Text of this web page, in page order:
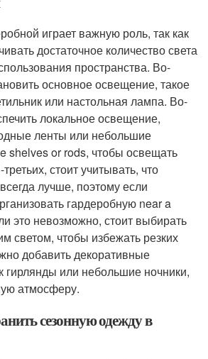
играет важную роль, так как
достаточное количество света
пространства. Во-
основное освещение, такое
или настольная лампа. Во-
локальное освещение,
ленты или небольшие
shelves or rods, чтобы освещать
стоит учитывать, что
лучше, поэтому если
гардеробную near a
это невозможно, стоит выбирать
светом, чтобы избежать резких
добавить декоративные
гирлянды или небольшие ночники,
атмосферу.
сезонную одежду в